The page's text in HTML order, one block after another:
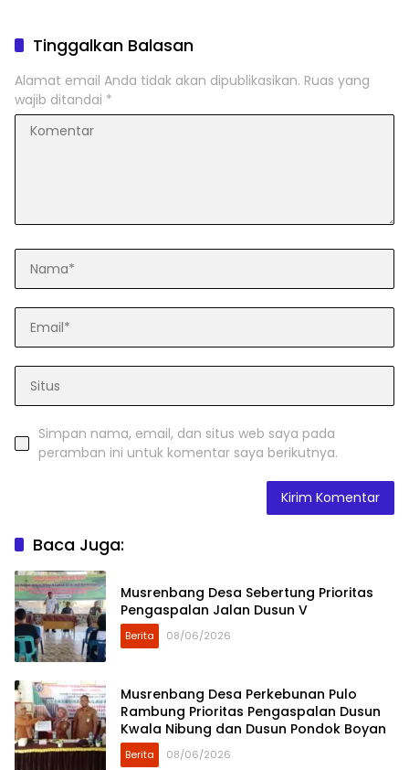
Tinggalkan Balasan
Alamat email Anda tidak akan dipublikasikan. Ruas yang
wajib ditandai *
Simpan nama, email, dan situs web saya pada
peramban ini untuk komentar saya berikutnya.
Baca Juga:
Musrenbang Desa Sebertung Prioritas
Pengaspalan Jalan Dusun V
Berita 08/06/2026
Musrenbang Desa Perkebunan Pulo
Rambung Prioritas Pengaspalan Dusun
Kwala Nibung dan Dusun Pondok Boyan
Berita 08/06/2026